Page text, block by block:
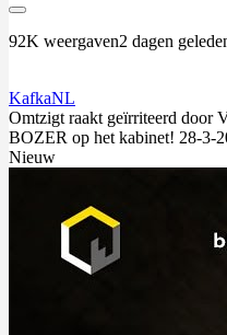
92K weergaven2 dagen
KafkaNL
Omtzigt raakt geïrriteerd door
BOZER op het kabinet! 28-3-
Nieuw